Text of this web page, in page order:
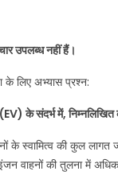
उपलब्ध नहीं हैं।
के लिए अभ्यास प्रश्न:
के संदर्भ में, निम्नलिखित
के स्वामित्व की कुल लागत
वाहनों की तुलना में